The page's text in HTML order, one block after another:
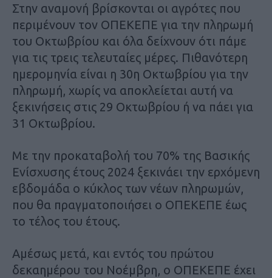
Στην αναμονή βρίσκονται οι αγρότες που
περιμένουν τον ΟΠΕΚΕΠΕ για την πληρωμή
του Οκτωβρίου και όλα δείχνουν ότι πάμε
για τις τρεις τελευταίες μέρες. Πιθανότερη
ημερομηνία είναι η 30η Οκτωβρίου για την
πληρωμή, χωρίς να αποκλείεται αυτή να
ξεκινήσεις στις 29 Οκτωβρίου ή να πάει για
31 Οκτωβρίου.
Με την προκαταβολή του 70% της Βασικής
Ενίσχυσης έτους 2024 ξεκινάει την ερχόμενη
εβδομάδα ο κύκλος των νέων πληρωμών,
που θα πραγματοποιήσει ο ΟΠΕΚΕΠΕ έως
το τέλος του έτους.
Αμέσως μετά, και εντός του πρώτου
δεκαημέρου του Νοέμβρη, ο ΟΠΕΚΕΠΕ έχει